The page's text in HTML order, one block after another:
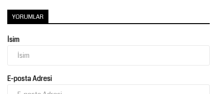
YORUMLAR
İsim
E-posta Adresi